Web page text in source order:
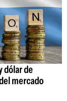
dólar de
mercado